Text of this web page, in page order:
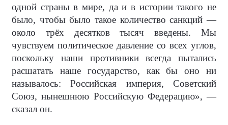
одной страны в мире, да и в истории такого не
было, чтобы было такое количество санкций —
около трёх десятков тысяч введены. Мы
чувствуем политическое давление со всех углов,
поскольку наши противники всегда пытались
расшатать наше государство, как бы оно ни
называлось: Российская империя, Советский
Союз, нынешнюю Российскую Федерацию», —
сказал он.